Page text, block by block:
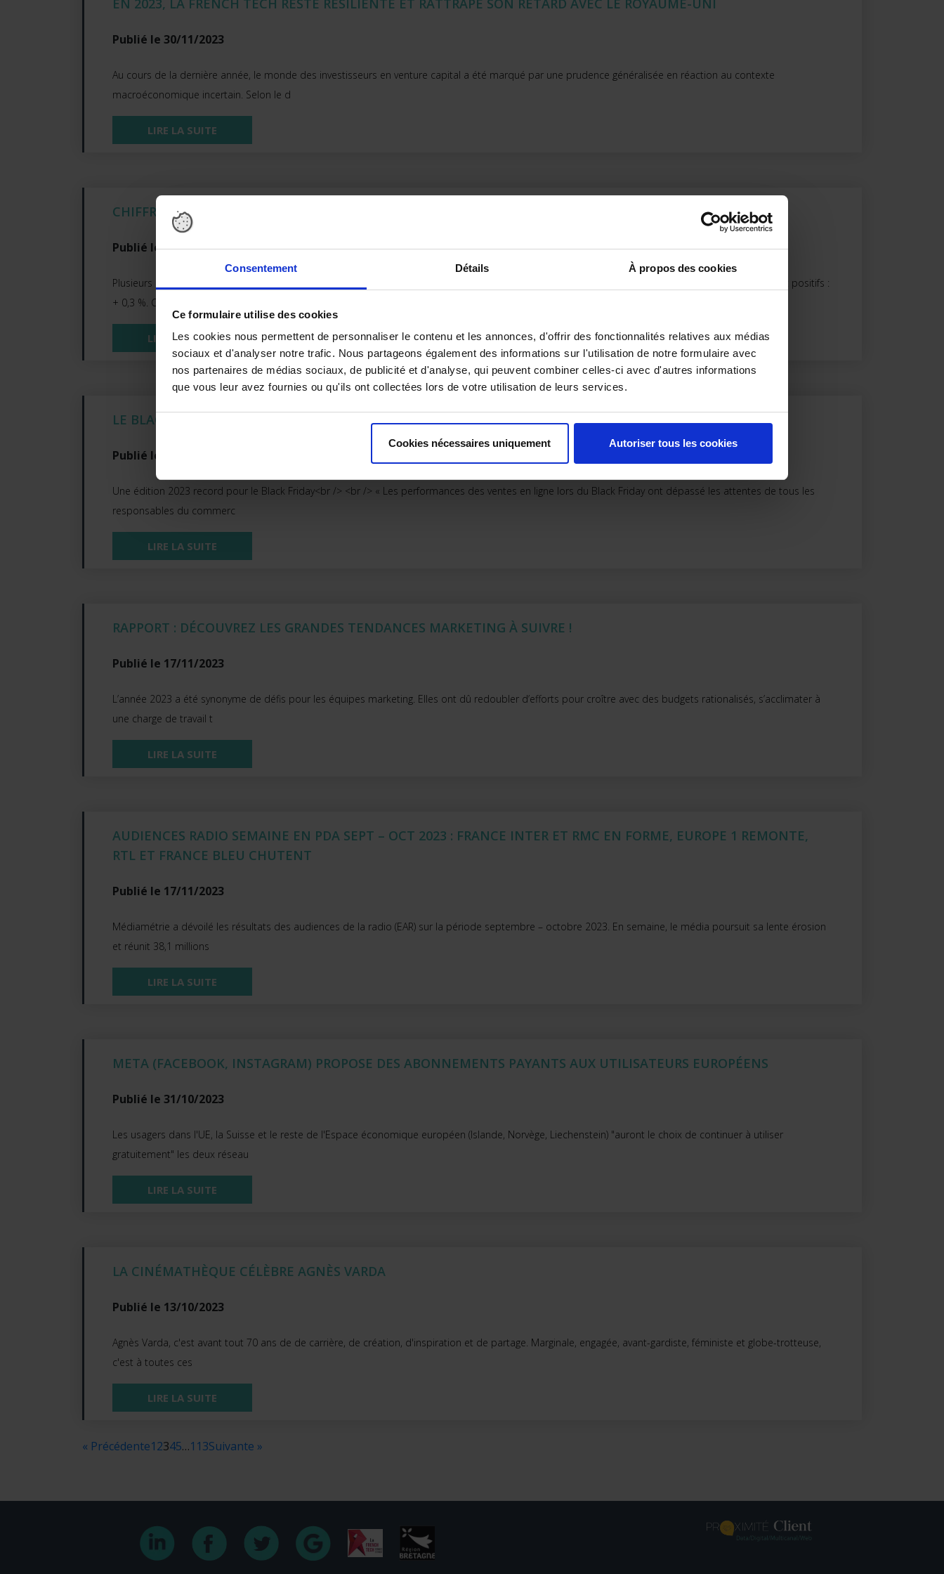
Consentement Détails À propos des cookies
Ce formulaire utilise des cookies
Les cookies nous permettent de personnaliser le contenu et les annonces, d'offrir des fonctionnalités relatives aux médias
sociaux et d'analyser notre trafic. Nous partageons également des informations sur l'utilisation de notre formulaire avec
nos partenaires de médias sociaux, de publicité et d'analyse, qui peuvent combiner celles-ci avec d'autres informations
que vous leur avez fournies ou qu'ils ont collectées lors de votre utilisation de leurs services.
Cookies nécessaires uniquement Autoriser tous les cookies
EN 2023, LA FRENCH TECH RESTE RÉSILIENTE ET RATTRAPE SON RETARD AVEC LE ROYAUME-UNI
Publié le 30/11/2023
Au cours de la dernière année, le monde des investisseurs en venture capital a été marqué par une prudence généralisée en réaction au contexte
macroéconomique incertain. Selon le d
LIRE LA SUITE
CHIFFRE D’AFFAIRES : LA PROXIMITÉ RÉSISTE (GRÂCE À L’EFFET DE PARC ET À LA PROMO)
Publié le 30/11/2023
Plusieurs enseignements à retenir. D’abord la proximité résiste mieux que les autres circuits en 2023. En cumul à date, les volumes y sont légèrement positifs :
+ 0,3 %. C’est cert
LIRE LA SUITE
LE BLACK FRIDAY BAT UN NOUVEAU RECORD : 70,9 MILLIARDS DE DOLLARS DE VENTES DANS LE MONDE
Publié le 28/11/2023
Une édition 2023 record pour le Black Friday<br /> <br /> « Les performances des ventes en ligne lors du Black Friday ont dépassé les attentes de tous les
responsables du commerc
LIRE LA SUITE
RAPPORT : DÉCOUVREZ LES GRANDES TENDANCES MARKETING À SUIVRE !
Publié le 17/11/2023
L’année 2023 a été synonyme de défis pour les équipes marketing. Elles ont dû redoubler d’efforts pour croître avec des budgets rationalisés, s’acclimater à
une charge de travail t
LIRE LA SUITE
AUDIENCES RADIO SEMAINE EN PDA SEPT – OCT 2023 : FRANCE INTER ET RMC EN FORME, EUROPE 1 REMONTE,
RTL ET FRANCE BLEU CHUTENT
Publié le 17/11/2023
Médiamétrie a dévoilé les résultats des audiences de la radio (EAR) sur la période septembre – octobre 2023. En semaine, le média poursuit sa lente érosion
et réunit 38,1 millions
LIRE LA SUITE
META (FACEBOOK, INSTAGRAM) PROPOSE DES ABONNEMENTS PAYANTS AUX UTILISATEURS EUROPÉENS
Publié le 31/10/2023
Les usagers dans l'UE, la Suisse et le reste de l'Espace économique européen (Islande, Norvège, Liechenstein) "auront le choix de continuer à utiliser
gratuitement" les deux réseau
LIRE LA SUITE
LA CINÉMATHÈQUE CÉLÈBRE AGNÈS VARDA
Publié le 13/10/2023
Agnès Varda, c'est avant tout 70 ans de de carrière, de création, d'inspiration et de partage. Marginale, engagée, avant-gardiste, féministe et globe-trotteuse,
c'est à toutes ces
LIRE LA SUITE
« Précédente12345…113Suivante »